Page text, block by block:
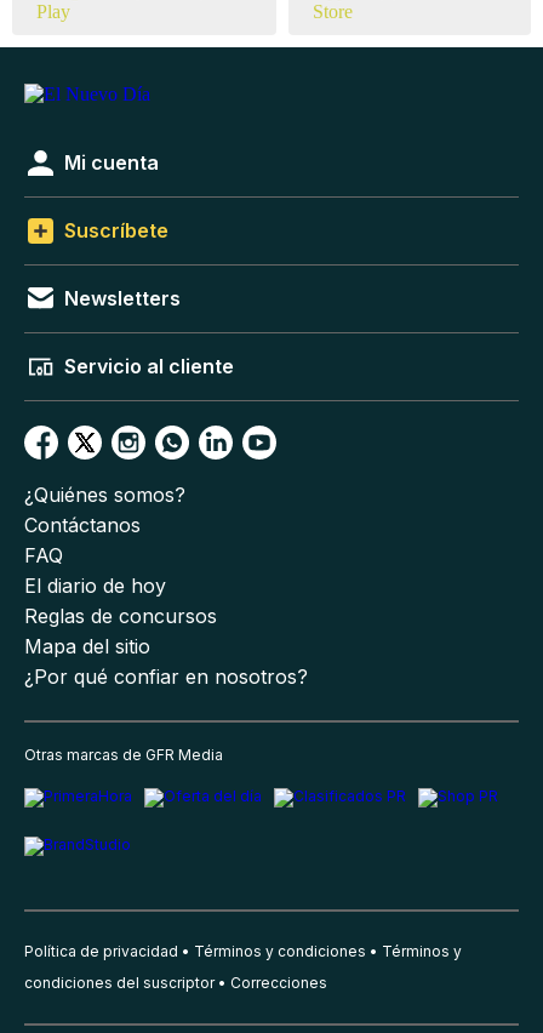
Mi cuenta
Suscríbete
Newsletters
Servicio al cliente
¿Quiénes somos?
Contáctanos
FAQ
El diario de hoy
Reglas de concursos
Mapa del sitio
¿Por qué confiar en nosotros?
Otras marcas de GFR Media
Política de privacidad Términos y condiciones
Términos y
condiciones del suscriptor
Correcciones